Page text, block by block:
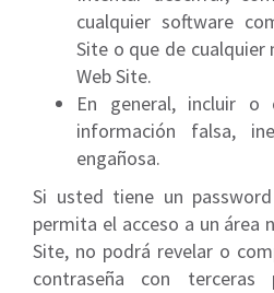
cualquier software
Site o que de cualquier
Web Site.
En general, incluir o
información falsa,
engañosa.
Si usted tiene un
permita el acceso a un área
Site, no podrá revelar o
contraseña con